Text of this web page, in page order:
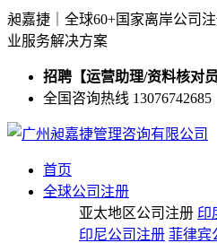
昶嘉捷｜全球60+国家离岸公司
业服务解决方案
招聘【运营助理/资料核对员
全国咨询热线 13076742685
首页
全球公司注册
亚太地区公司注册 印
印尼公司注册 菲律宾